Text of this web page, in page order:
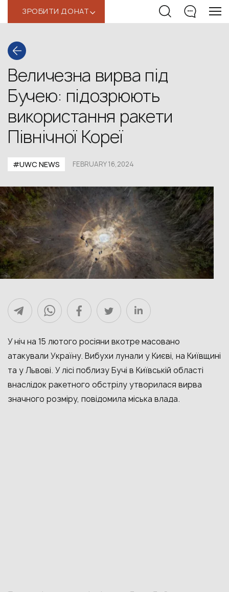
ЗРОБИТИ ДОНАТ‹
Величезна вирва під
Бучею: підозрюють
використання ракети
Північної Кореї
#UWС NEWS FEBRUARY 16,2024
У ніч на 15 лютого росіяни вкотре масовано
атакували Україну. Вибухи лунали у Києві, на Київщині
та у Львові. У лісі поблизу Бучі в Київській області
внаслідок ракетного обстрілу утворилася вирва
значного розміру, повідомила міська влада.